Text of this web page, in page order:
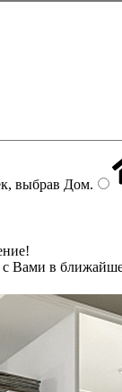
выбрав Дом.
Вами в